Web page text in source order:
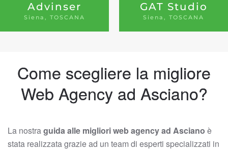
Advinser
Siena, TOSCANA
GAT Studio
Siena, TOSCANA
Come scegliere la migliore
Web Agency ad Asciano?
La nostraguida alle migliori web agency ad Asciano è
stata realizzata grazie ad un team di esperti specializzati in